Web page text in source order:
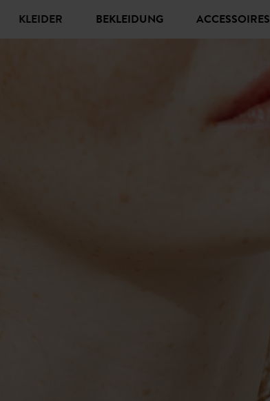
KLEIDER BEKLEIDUNG ACCESSOIRES